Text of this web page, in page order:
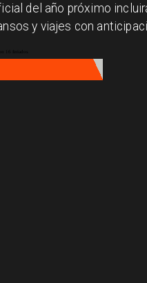
del año próximo
y viajes con